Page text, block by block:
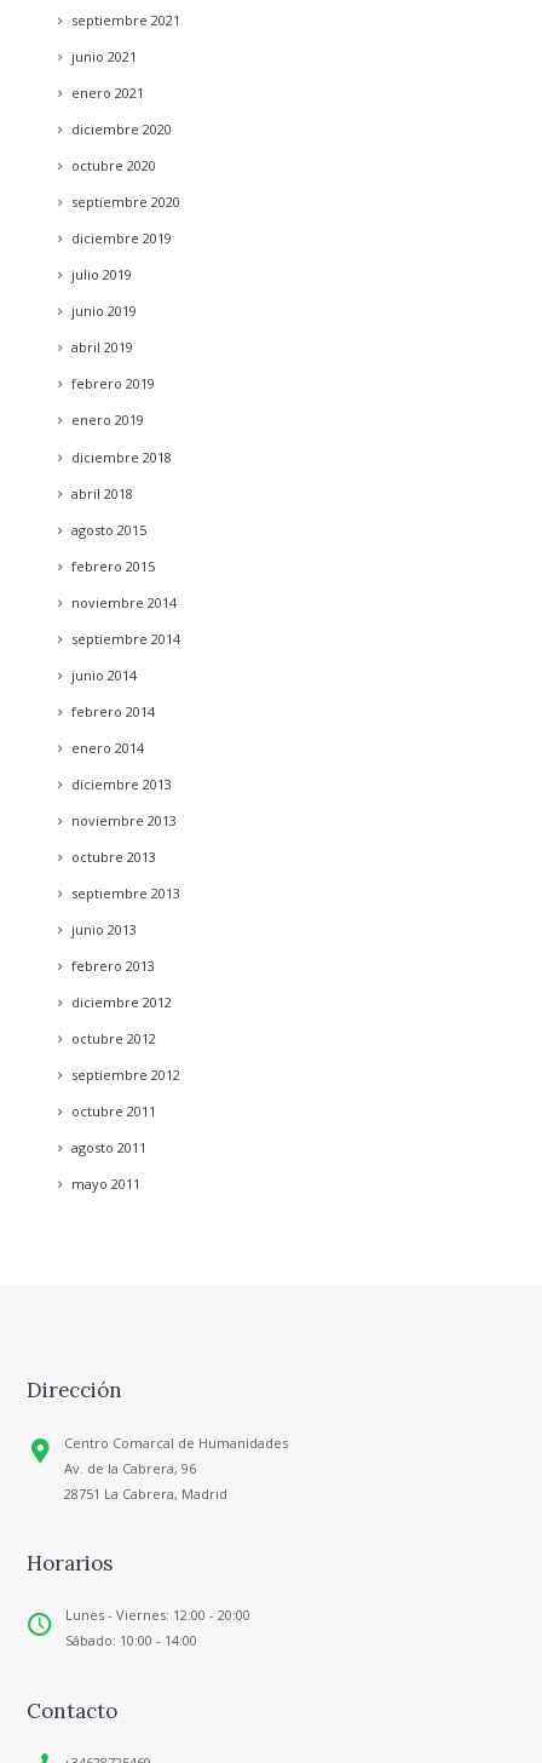
septiembre 2021
junio 2021
enero 2021
diciembre 2020
octubre 2020
septiembre 2020
diciembre 2019
julio 2019
junio 2019
abril 2019
febrero 2019
enero 2019
diciembre 2018
abril 2018
agosto 2015
febrero 2015
noviembre 2014
septiembre 2014
junio 2014
febrero 2014
enero 2014
diciembre 2013
noviembre 2013
octubre 2013
septiembre 2013
junio 2013
febrero 2013
diciembre 2012
octubre 2012
septiembre 2012
octubre 2011
agosto 2011
mayo 2011
Dirección
Centro Comarcal de Humanidades
Av. de la Cabrera, 96
28751 La Cabrera, Madrid
Horarios
Lunes - Viernes: 12:00 - 20:00
Sábado: 10:00 - 14:00
Contacto